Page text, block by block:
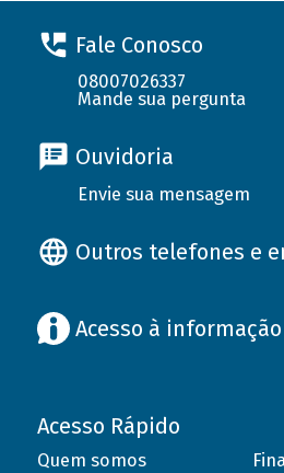
Fale Conosco
08007026337
Mande sua pergunta
Ouvidoria
Envie sua mensagem
Outros telefones e
Acesso à informação
Acesso Rápido
Quem somos